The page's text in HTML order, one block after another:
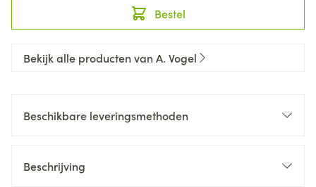
Bestel
Bekijk alle producten van A. Vogel
Beschikbare leveringsmethoden
Beschrijving